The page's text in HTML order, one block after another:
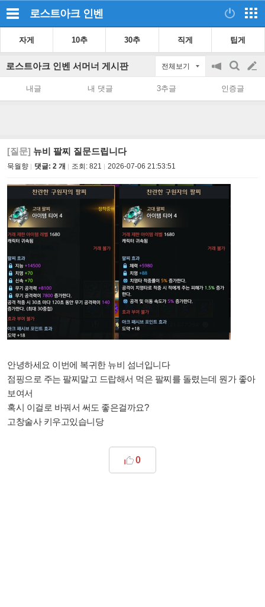
로스트아크 인벤
자게 10추 30추 직게 팁게
로스트아크 인벤 서머너 게시판 전체보기
공
on/off
검
색
글
쓰
내글 내 댓글 3추글 인증글
[질문] 뉴비 팔찌 질문드립니다
묵월향 댓글: 2 개 조회: 821 2026-07-06 21:53:51
안녕하세요 이번에 복귀한 뉴비 섬너입니다
점핑으로 주는 팔찌말고 드랍해서 먹은 팔찌를 돌렸는데 뭔가 좋아
보여서
혹시 이걸로 바꿔서 써도 좋은걸까요?
고창술사 키우고있습니당
0